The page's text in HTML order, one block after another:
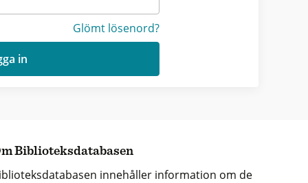
Glömt lösenord?
in
Biblioteksdatabasen
innehåller information om de